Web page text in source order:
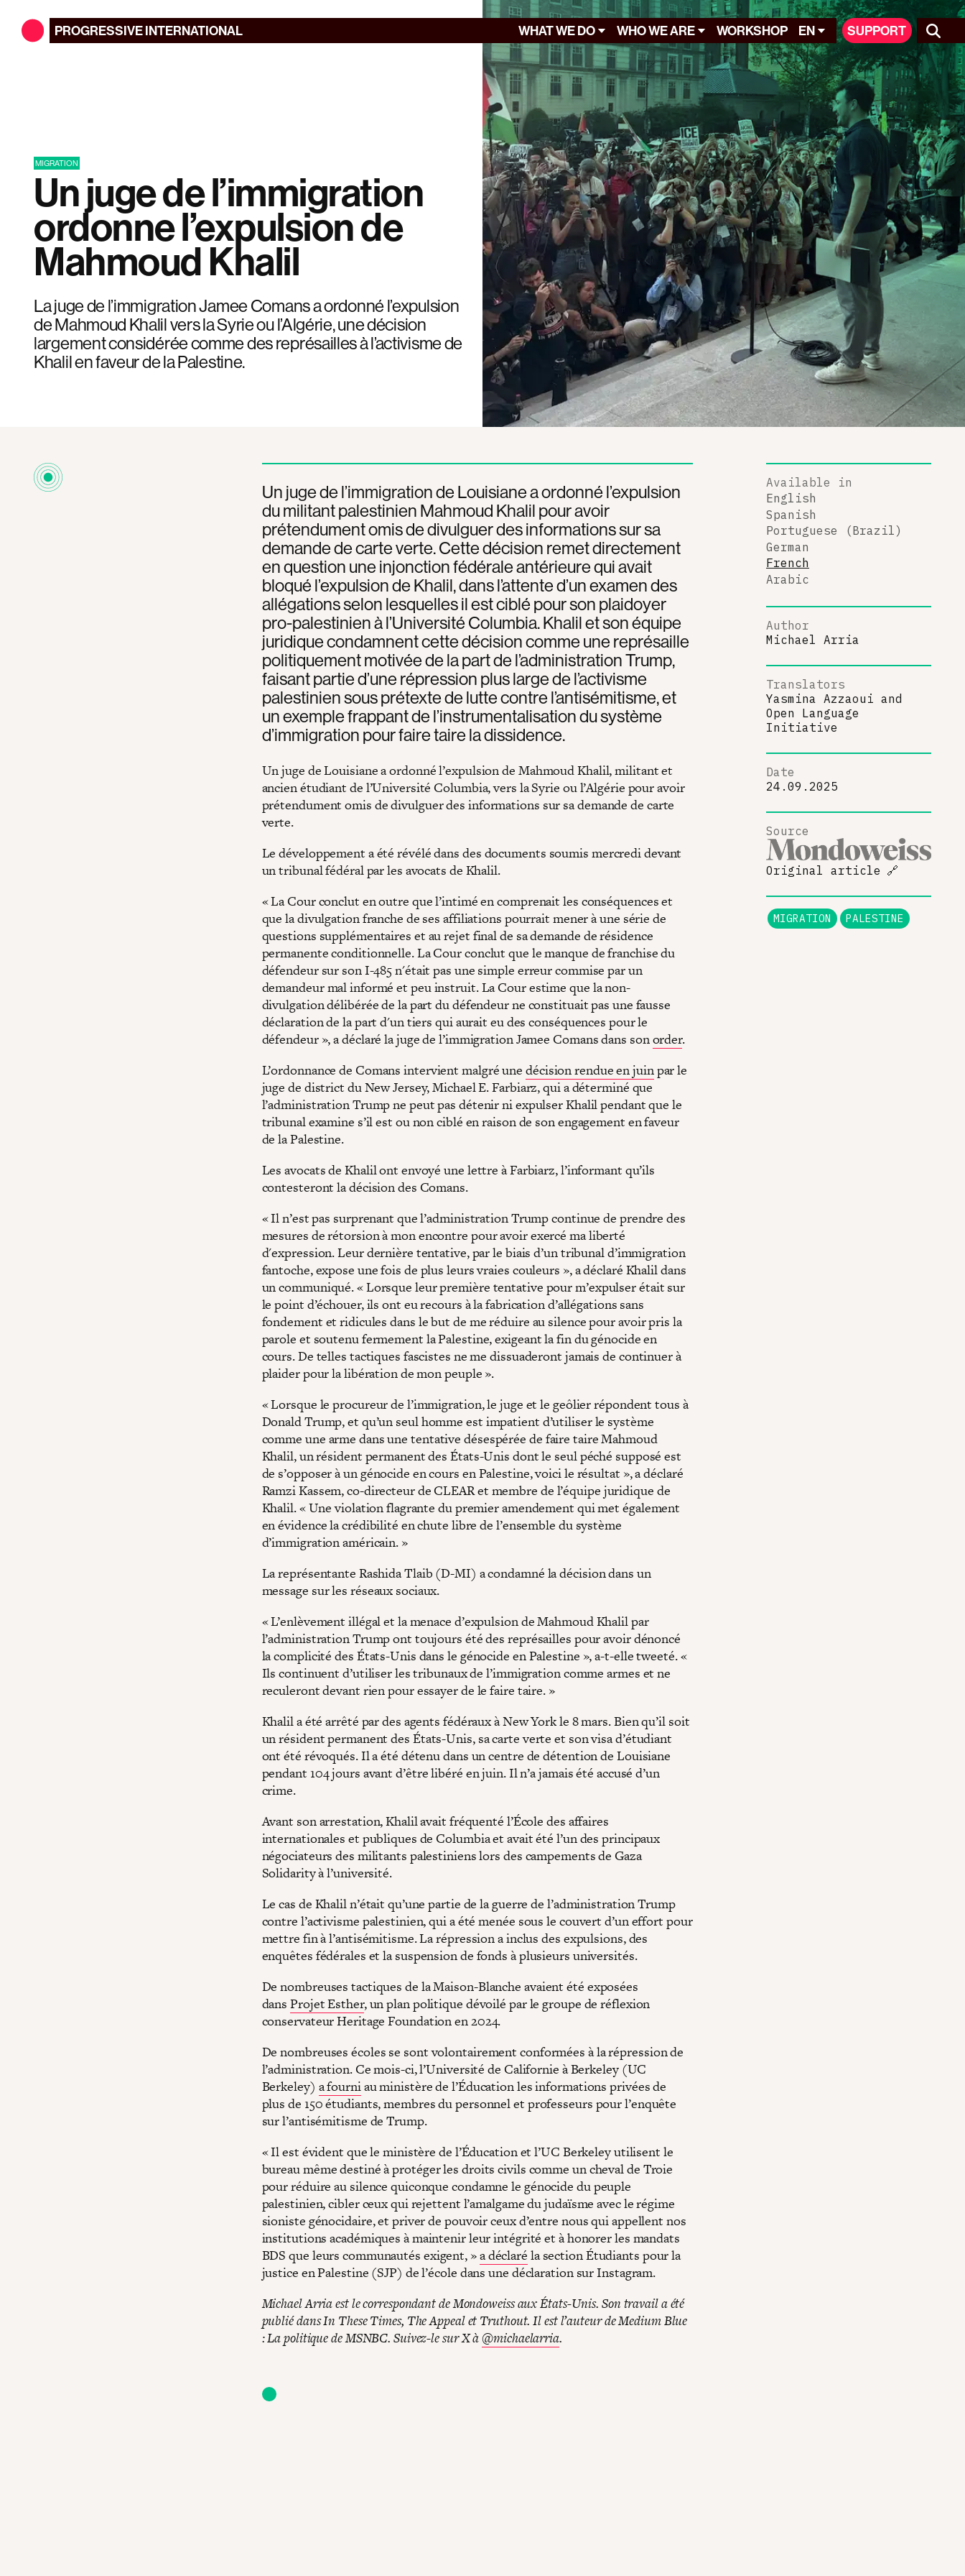
PROGRESSIVEINTERNATIONAL WHAT WE DO WHO WE ARE WORKSHOP EN SUPPORT
MIGRATION
Un juge de l’immigration
ordonne l’expulsion de
Mahmoud Khalil
La juge de l’immigration Jamee Comans a ordonné l’expulsion
de Mahmoud Khalil vers la Syrie ou l’Algérie, une décision
largement considérée comme des représailles à l’activisme de
Khalil en faveur de la Palestine.
Un juge de l’immigration de Louisiane a ordonné l’expulsion
du militant palestinien Mahmoud Khalil pour avoir
prétendument omis de divulguer des informations sur sa
demande de carte verte. Cette décision remet directement
en question une injonction fédérale antérieure qui avait
bloqué l’expulsion de Khalil, dans l’attente d’un examen des
allégations selon lesquelles il est ciblé pour son plaidoyer
pro-palestinien à l’Université Columbia. Khalil et son équipe
juridique condamnent cette décision comme une représaille
politiquement motivée de la part de l’administration Trump,
faisant partie d’une répression plus large de l’activisme
palestinien sous prétexte de lutte contre l’antisémitisme, et
un exemple frappant de l’instrumentalisation du système
d’immigration pour faire taire la dissidence.
Un juge de Louisiane a ordonné l’expulsion de Mahmoud Khalil, militant et
ancien étudiant de l’Université Columbia, vers la Syrie ou l’Algérie pour avoir
prétendument omis de divulguer des informations sur sa demande de carte
verte.
Le développement a été révélé dans des documents soumis mercredi devant
un tribunal fédéral par les avocats de Khalil.
« La Cour conclut en outre que l’intimé en comprenait les conséquences et
que la divulgation franche de ses affiliations pourrait mener à une série de
questions supplémentaires et au rejet final de sa demande de résidence
permanente conditionnelle. La Cour conclut que le manque de franchise du
défendeur sur son I-485 n'était pas une simple erreur commise par un
demandeur mal informé et peu instruit. La Cour estime que la non-
divulgation délibérée de la part du défendeur ne constituait pas une fausse
déclaration de la part d'un tiers qui aurait eu des conséquences pour le
défendeur », a déclaré la juge de l’immigration Jamee Comans dans sonorder.
L’ordonnance de Comans intervient malgré une décision rendue en juinpar le
juge de district du New Jersey, Michael E. Farbiarz, qui a déterminé que
l’administration Trump ne peut pas détenir ni expulser Khalil pendant que le
tribunal examine s’il est ou non ciblé en raison de son engagement en faveur
de la Palestine.
Les avocats de Khalil ont envoyé une lettre à Farbiarz, l’informant qu’ils
contesteront la décision des Comans.
« Il n’est pas surprenant que l’administration Trump continue de prendre des
mesures de rétorsion à mon encontre pour avoir exercé ma liberté
d'expression. Leur dernière tentative, par le biais d’un tribunal d’immigration
fantoche, expose une fois de plus leurs vraies couleurs », a déclaré Khalil dans
un communiqué. « Lorsque leur première tentative pour m’expulser était sur
le point d’échouer, ils ont eu recours à la fabrication d’allégations sans
fondement et ridicules dans le but de me réduire au silence pour avoir pris la
parole et soutenu fermement la Palestine, exigeant la fin du génocide en
cours. De telles tactiques fascistes ne me dissuaderont jamais de continuer à
plaider pour la libération de mon peuple ».
« Lorsque le procureur de l’immigration, le juge et le geôlier répondent tous à
Donald Trump, et qu’un seul homme est impatient d’utiliser le système
comme une arme dans une tentative désespérée de faire taire Mahmoud
Khalil, un résident permanent des États-Unis dont le seul péché supposé est
de s’opposer à un génocide en cours en Palestine, voici le résultat », a déclaré
Ramzi Kassem, co-directeur de CLEAR et membre de l’équipe juridique de
Khalil. « Une violation flagrante du premier amendement qui met également
en évidence la crédibilité en chute libre de l’ensemble du système
d’immigration américain. »
La représentante Rashida Tlaib (D-MI) a condamné la décision dans un
message sur les réseaux sociaux.
« L’enlèvement illégal et la menace d’expulsion de Mahmoud Khalil par
l’administration Trump ont toujours été des représailles pour avoir dénoncé
la complicité des États-Unis dans le génocide en Palestine », a-t-elle tweeté. «
Ils continuent d’utiliser les tribunaux de l’immigration comme armes et ne
reculeront devant rien pour essayer de le faire taire. »
Khalil a été arrêté par des agents fédéraux à New York le 8 mars. Bien qu’il soit
un résident permanent des États-Unis, sa carte verte et son visa d’étudiant
ont été révoqués. Il a été détenu dans un centre de détention de Louisiane
pendant 104 jours avant d’être libéré en juin. Il n’a jamais été accusé d’un
crime.
Avant son arrestation, Khalil avait fréquenté l’École des affaires
internationales et publiques de Columbia et avait été l’un des principaux
négociateurs des militants palestiniens lors des campements de Gaza
Solidarity à l’université.
Le cas de Khalil n’était qu’une partie de la guerre de l’administration Trump
contre l’activisme palestinien, qui a été menée sous le couvert d’un effort pour
mettre fin à l’antisémitisme. La répression a inclus des expulsions, des
enquêtes fédérales et la suspension de fonds à plusieurs universités.
De nombreuses tactiques de la Maison-Blanche avaient été exposées
dans Projet Esther, un plan politique dévoilé par le groupe de réflexion
conservateur Heritage Foundation en 2024.
De nombreuses écoles se sont volontairement conformées à la répression de
l’administration. Ce mois-ci, l’Université de Californie à Berkeley (UC
Berkeley) a fourniau ministère de l’Éducation les informations privées de
plus de 150 étudiants, membres du personnel et professeurs pour l’enquête
sur l’antisémitisme de Trump.
« Il est évident que le ministère de l’Éducation et l’UC Berkeley utilisent le
bureau même destiné à protéger les droits civils comme un cheval de Troie
pour réduire au silence quiconque condamne le génocide du peuple
palestinien, cibler ceux qui rejettent l’amalgame du judaïsme avec le régime
sioniste génocidaire, et priver de pouvoir ceux d’entre nous qui appellent nos
institutions académiques à maintenir leur intégrité et à honorer les mandats
BDS que leurs communautés exigent, »a déclaré la section Étudiants pour la
justice en Palestine (SJP) de l’école dans une déclaration sur Instagram.
Michael Arria est le correspondant de Mondoweiss aux États-Unis. Son travail a été
publié dans In These Times, The Appeal et Truthout. Il est l’auteur de Medium Blue
: La politique de MSNBC. Suivez-le sur X à@michaelarria.
Available in
English
Spanish
Portuguese (Brazil)
German
French
Arabic
Author
Michael Arria
Translators
Yasmina Azzaoui and
Open Language
Initiative
Date
24.09.2025
Source
Original article 🔗
MIGRATION PALESTINE